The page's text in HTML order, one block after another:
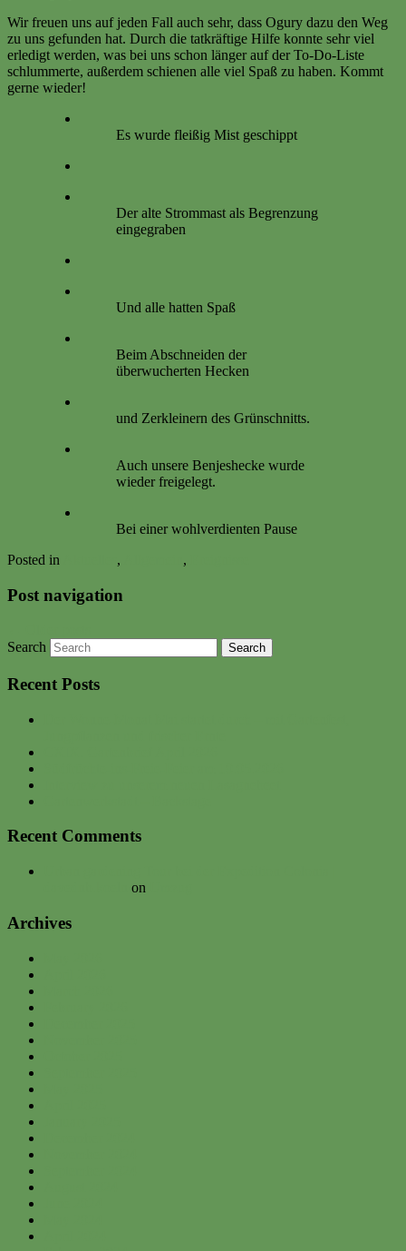
Wir freuen uns auf jeden Fall auch sehr, dass Ogury dazu den Weg
zu uns gefunden hat. Durch die tatkräftige Hilfe konnte sehr viel
erledigt werden, was bei uns schon länger auf der To-Do-Liste
schlummerte, außerdem schienen alle viel Spaß zu haben. Kommt
gerne wieder!
Es wurde fleißig Mist geschippt
Der alte Strommast als Begrenzung
eingegraben
Und alle hatten Spaß
Beim Abschneiden der
überwucherten Hecken
und Zerkleinern des Grünschnitts.
Auch unsere Benjeshecke wurde
wieder freigelegt.
Bei einer wohlverdienten Pause
Posted in
, ,
Post navigation
Search
Recent Posts
Recent Comments
on
Archives